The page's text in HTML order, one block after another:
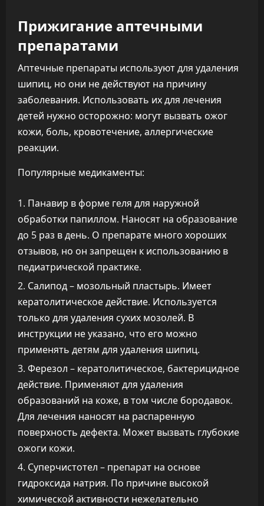
Прижигание аптечными
препаратами
Аптечные препараты используют для удаления
шипиц, но они не действуют на причину
заболевания. Использовать их для лечения
детей нужно осторожно: могут вызвать ожог
кожи, боль, кровотечение, аллергические
реакции.
Популярные медикаменты:
Панавир в форме геля для наружной
обработки папиллом. Наносят на образование
до 5 раз в день. О препарате много хороших
отзывов, но он запрещен к использованию в
педиатрической практике.
Салипод – мозольный пластырь. Имеет
кератолитическое действие. Используется
только для удаления сухих мозолей. В
инструкции не указано, что его можно
применять детям для удаления шипиц.
Ферезол – кератолитическое, бактерицидное
действие. Применяют для удаления
образований на коже, в том числе бородавок.
Для лечения наносят на распаренную
поверхность дефекта. Может вызвать глубокие
ожоги кожи.
Суперчистотел – препарат на основе
гидроксида натрия. По причине высокой
химической активности нежелательно